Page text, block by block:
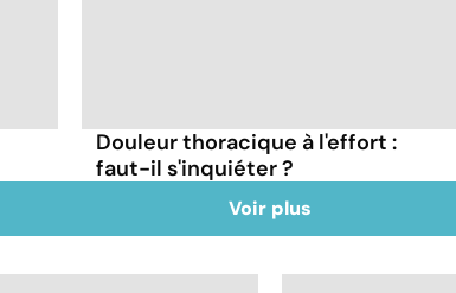
Douleur thoracique à l'effort :
faut-il s'inquiéter ?
Voir plus